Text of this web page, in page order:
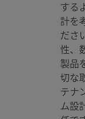
する
計を
ださ
性、
製品
切な
テナ
ム設